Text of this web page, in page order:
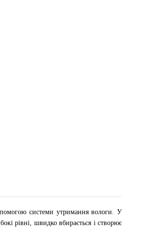
системи утримання вологи. У
рівні, швидко вбирається і створює